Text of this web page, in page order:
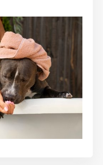
Die Bilder dienen nur
eingeteilt
Hundeshampoos
Für Hunde
Shampoo